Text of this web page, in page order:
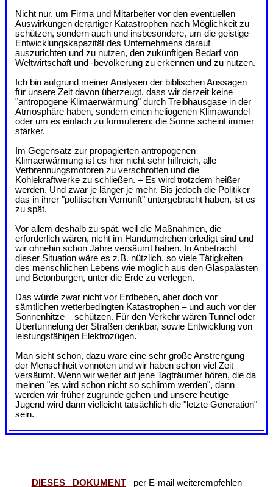
Nicht nur, um Firma und Mitarbeiter vor den eventuellen
Auswirkungen derartiger Katastrophen nach Möglichkeit zu
schützen, sondern auch und insbesondere, um die geistige
Entwicklungskapazität des Unternehmens darauf
auszurichten und zu nutzen, den zukünftigen Bedarf von
Weltwirtschaft und -bevölkerung zu erkennen und zu nutzen.
Ich bin aufgrund meiner Analysen der biblischen Aussagen
für unsere Zeit davon überzeugt, dass wir derzeit keine
"antropogene Klimaerwärmung" durch Treibhausgase in der
Atmosphäre haben, sondern einen heliogenen Klimawandel
oder um es einfach zu formulieren: die Sonne scheint immer
stärker.
Im Gegensatz zur propagierten antropogenen
Klimaerwärmung ist es hier nicht sehr hilfreich, alle
Verbrennungsmotoren zu verschrotten und die
Kohlekraftwerke zu schließen. – Es wird trotzdem heißer
werden. Und zwar je länger je mehr. Bis jedoch die Politiker
das in ihrer "politischen Vernunft" untergebracht haben, ist es
zu spät.
Vor allem deshalb zu spät, weil die Maßnahmen, die
erforderlich wären, nicht im Handumdrehen erledigt sind und
wir ohnehin schon Jahre versäumt haben. In Anbetracht
dieser Situation wäre es z.B. nützlich, so viele Tätigkeiten
des menschlichen Lebens wie möglich aus den Glaspalästen
und Betonburgen, unter die Erde zu verlegen.
Das würde zwar nicht vor Erdbeben, aber doch vor
sämtlichen wetterbedingten Katastrophen – und auch vor der
Sonnenhitze – schützen. Für den Verkehr wären Tunnel oder
Übertunnelung der Straßen denkbar, sowie Entwicklung von
leistungsfähigen Elektrozügen.
Man sieht schon, dazu wäre eine sehr große Anstrengung
der Menschheit vonnöten und wir haben schon viel Zeit
versäumt. Wenn wir weiter auf jene Tagträumer hören, die da
meinen "es wird schon nicht so schlimm werden", dann
werden wir früher zugrunde gehen und unsere heutige
Jugend wird dann vielleicht tatsächlich die "letzte Generation"
sein.
DIESES DOKUMENTper E-mail weiterempfehlen